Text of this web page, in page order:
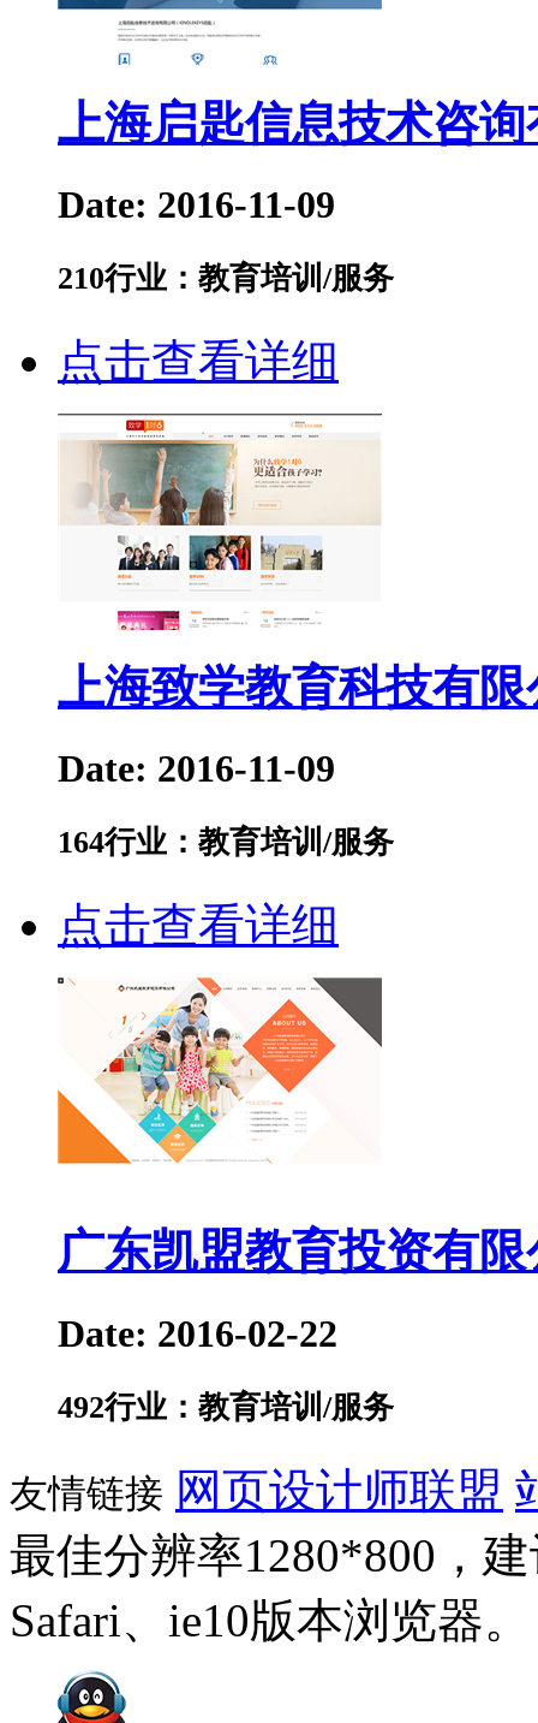
上海启匙信息技术咨
Date: 2016-11-09
210行业：教育培训/服务
点击查看详细
上海致学教育科技有限
Date: 2016-11-09
164行业：教育培训/服务
点击查看详细
广东凯盟教育投资有
Date: 2016-02-22
492行业：教育培训/服务
友情链接 网页设计师联盟
最佳分辨率1280*800，
Safari、ie10版本浏览器。